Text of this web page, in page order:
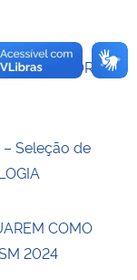
MONITORIA –
Seleção de
COMO
2024